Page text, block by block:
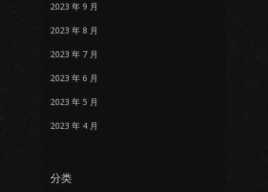
2023 年 9 月
2023 年 8 月
2023 年 7 月
2023 年 6 月
2023 年 5 月
2023 年 4 月
分类